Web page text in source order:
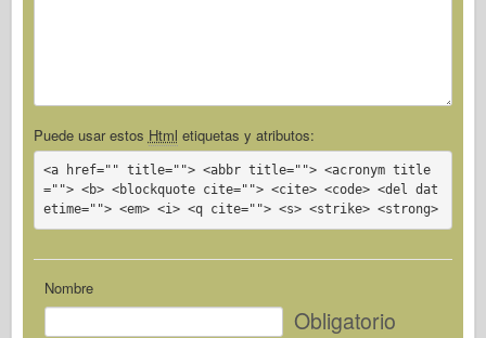
Puede usar estos Html etiquetas y atributos:
<a href="" title=""> <abbr title=""> <acronym title
=""> <b> <blockquote cite=""> <cite> <code> <del dat
etime=""> <em> <i> <q cite=""> <s> <strike> <strong>
Nombre
Obligatorio